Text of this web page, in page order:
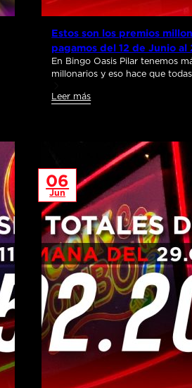
Estos son los premios
pagamos del 12 de Junio al
En Bingo Oasis Pilar tenemos
millonarios y eso hace que
Leer más
06
Jun